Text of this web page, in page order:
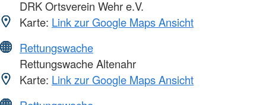
DRK Ortsverein Wehr e.V.
Karte: Link zur Google Maps Ansicht
Rettungswache
Rettungswache Altenahr
Karte: Link zur Google Maps Ansicht